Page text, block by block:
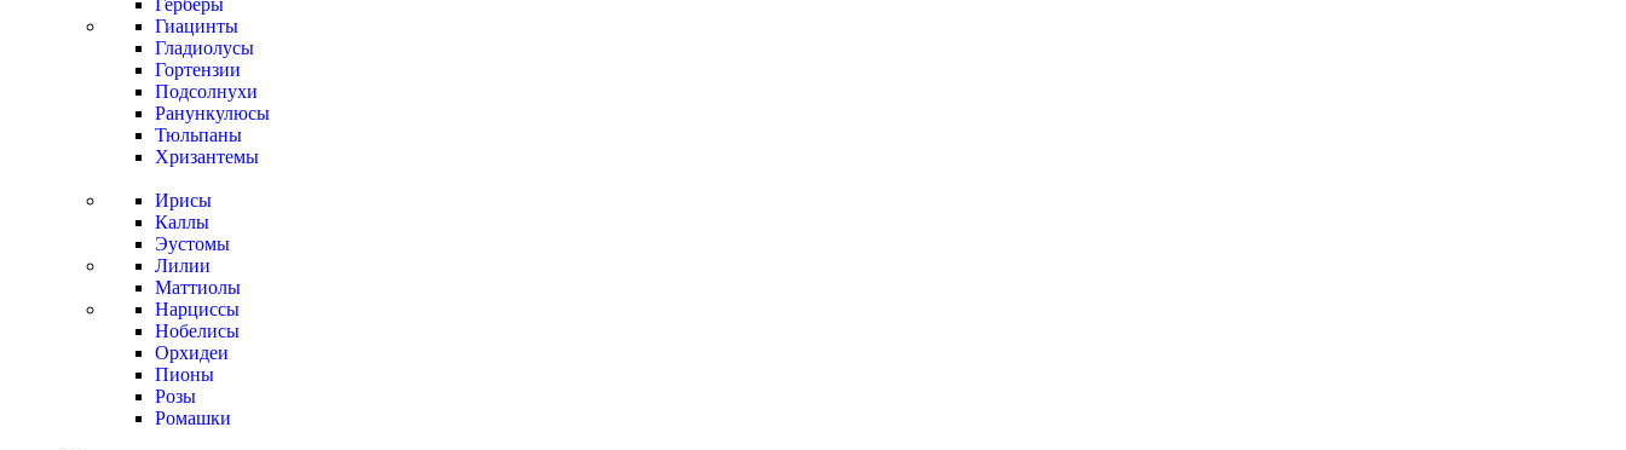
Герберы
Гиацинты
Гладиолусы
Гортензии
Подсолнухи
Ранункулюсы
Тюльпаны
Хризантемы
Ирисы
Каллы
Эустомы
Лилии
Маттиолы
Нарциссы
Нобелисы
Орхидеи
Пионы
Розы
Ромашки